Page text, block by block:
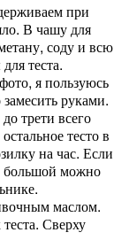
при
В чашу для
соду и всю
теста.
я пользуюсь
руками.
трети всего
тесто в
на час. Если
большой можно
маслом.
Сверху